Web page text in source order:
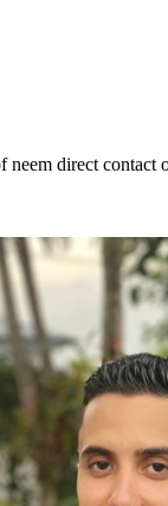
neem direct contact